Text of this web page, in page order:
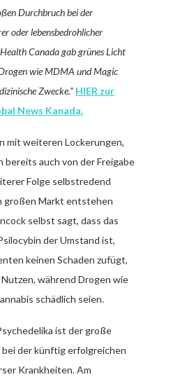
Durchbruch bei der
oder lebensbedrohlicher
Canada gab grünes Licht
wie MDMA und Magic
Zwecke.“ HIER zur
News Kanada.
mit weiteren Lockerungen,
bereits auch von der Freigabe
Folge selbstredend
großen Markt entstehen
selbst sagt, dass das
der Umstand ist,
keinen Schaden zufügt,
während Drogen wie
schädlich seien.
ist der große
der künftig erfolgreichen
Krankheiten. Am